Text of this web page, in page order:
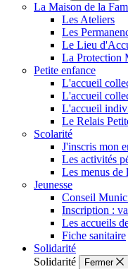
La Maison de la
Les Ateliers
Les
Le Lieu
La Protection
Petite enfance
L'accueil
L'accueil
L'accueil
Le Relais
Scolarité
J'inscris mon
Les activités
Les menus de
Jeunesse
Conseil
Inscription :
Les accueils
Fiche sanitaire
Solidarité
Solidarité
Fermer